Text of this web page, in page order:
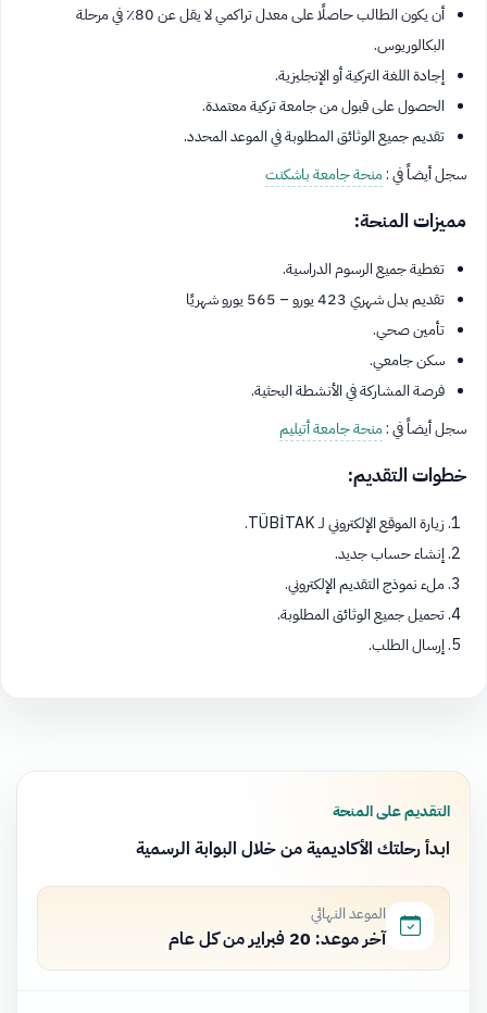
أن يكون الطالب حاصلًا على معدل تراكمي لا يقل عن 80٪ في مرحلة
البكالوريوس.
إجادة اللغة التركية أو الإنجليزية.
الحصول على قبول من جامعة تركية معتمدة.
تقديم جميع الوثائق المطلوبة في الموعد المحدد.
سجل أيضاً في :منحة جامعة باشكنت
مميزات المنحة:
تغطية جميع الرسوم الدراسية.
تقديم بدل شهري 423 يورو – 565 يورو شهريًا
تأمين صحي.
سكن جامعي.
فرصة المشاركة في الأنشطة البحثية.
سجل أيضاً في :منحة جامعة أتيليم
خطوات التقديم:
زيارة الموقع الإلكتروني لـ TÜBİTAK.
إنشاء حساب جديد.
ملء نموذج التقديم الإلكتروني.
تحميل جميع الوثائق المطلوبة.
إرسال الطلب.
التقديم على المنحة
ابدأ رحلتك الأكاديمية من خلال البوابة الرسمية
الموعد النهائي
آخر موعد: 20 فبراير من كل عام